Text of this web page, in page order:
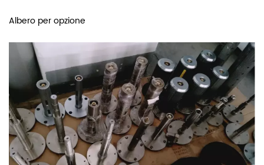
Albero per opzione